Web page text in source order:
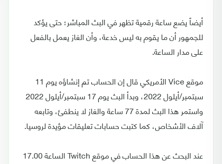
أيضاً يضع ساعة رقمية تظهر في البث المباشر؛ حتى يؤكد
للجمهور أن ما يقوم به ليس خدعة، وأن الغاز يعمل بالفعل
على مدار الساعة.
موقع Vice الأمريكي قال إن الحساب تم إنشاؤه يوم 11
سبتمبر/أيلول 2022، وبدأ البث يوم 17 سبتمبر/أيلول 2022
واستمر هذا البث لمدة 77 ساعة والغاز لا ينطفئ، وتابعه
آلاف الأشخاص، كما كتبت حسابات تعليقات مؤيدة لروسيا.
عند البحث عن هذا الحساب في موقع Twitch الساعة 17.00